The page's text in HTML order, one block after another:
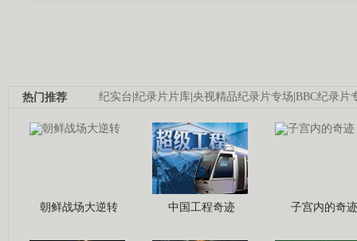
纪实台 纪录片片库 央视精品纪录片专场 BBC纪录片
热门推荐
朝鲜战场大逆转 中国工程奇迹 子宫内的奇迹